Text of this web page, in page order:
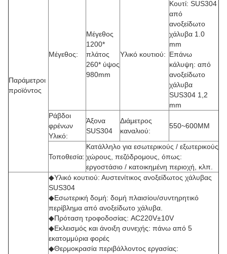
Παράμετροι
προϊόντος
Μέγεθος:
Μέγεθος
1200*
πλάτος
260* ύψος
980mm
Υλικό κουτιού:
Κουτί: SUS304
από
ανοξείδωτο
χάλυβα 1.0
mm
Επάνω
κάλυψη: από
ανοξείδωτο
χάλυβα
SUS304 1,2
mm
Ράβδοι
φρένων
Υλικό:
Άξονα
SUS304
Διάμετρος
καναλιού:
550~600MM
Τοποθεσία:
Κατάλληλο για εσωτερικούς / εξωτερικούς
χώρους, πεζόδρομους, όπως:
εργοστάσιο / κατοικημένη περιοχή, κλπ.
◆Υλικό κουτιού: Αυστενίτικος ανοξείδωτος χάλυβας
SUS304
◆Εσωτερική δομή: δομή πλαισίου/συντηρητικό
περίβλημα από ανοξείδωτο χάλυβα.
◆Πρόταση τροφοδοσίας: AC220V±10V
◆Εκλεισμός και άνοιξη συνεχής: πάνω από 5
εκατομμύρια φορές
◆Θερμοκρασία περιβάλλοντος εργασίας: